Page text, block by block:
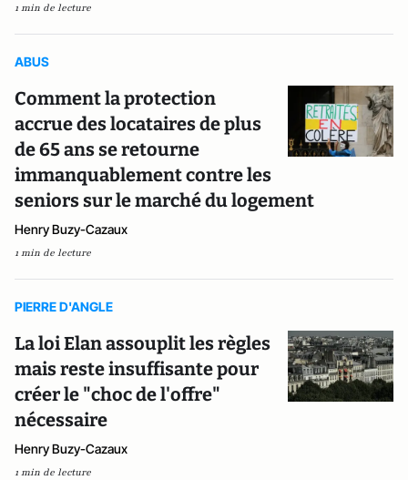
1 min de lecture
ABUS
Comment la protection
accrue des locataires de plus
de 65 ans se retourne
immanquablement contre les
seniors sur le marché du logement
Henry Buzy-Cazaux
1 min de lecture
PIERRE D'ANGLE
La loi Elan assouplit les règles
mais reste insuffisante pour
créer le "choc de l'offre"
nécessaire
Henry Buzy-Cazaux
1 min de lecture